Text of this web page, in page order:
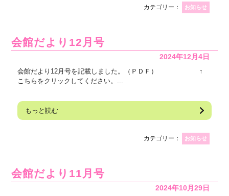
カテゴリー： お知らせ
会館だより12月号
2024年12月4日
会館だより12月号を記載しました。（ＰＤＦ） ↑
こちらをクリックしてください。...
もっと読む
カテゴリー： お知らせ
会館だより11月号
2024年10月29日